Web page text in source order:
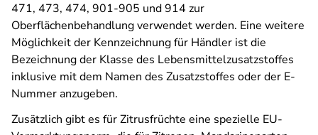
471, 473, 474, 901-905 und 914 zur
Oberflächenbehandlung verwendet werden. Eine weitere
Möglichkeit der Kennzeichnung für Händler ist die
Bezeichnung der Klasse des Lebensmittelzusatzstoffes
inklusive mit dem Namen des Zusatzstoffes oder der E-
Nummer anzugeben.
Zusätzlich gibt es für Zitrusfrüchte eine spezielle EU-